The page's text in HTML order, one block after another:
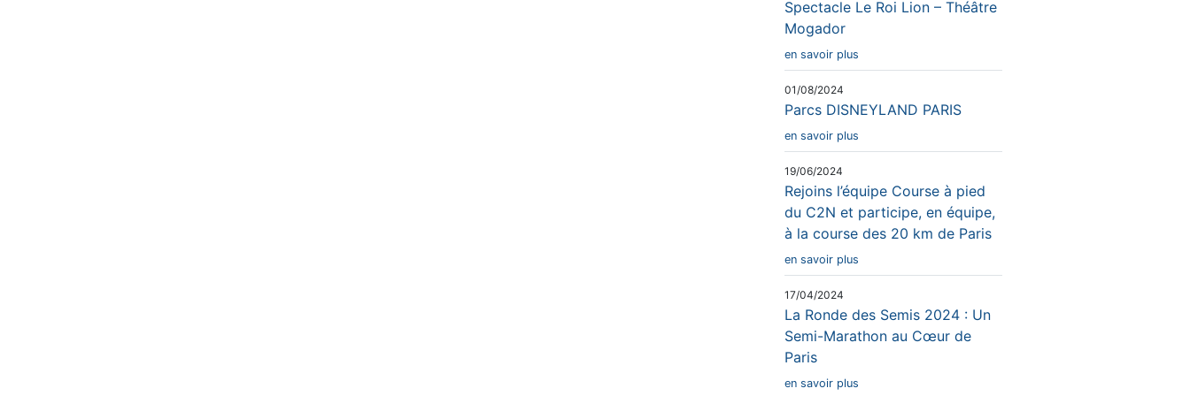
Spectacle Le Roi Lion – Théâtre
Mogador
en savoir plus
01/08/2024
Parcs DISNEYLAND PARIS
en savoir plus
19/06/2024
Rejoins l’équipe Course à pied
du C2N et participe, en équipe,
à la course des 20 km de Paris
en savoir plus
17/04/2024
La Ronde des Semis 2024 : Un
Semi-Marathon au Cœur de
Paris
en savoir plus